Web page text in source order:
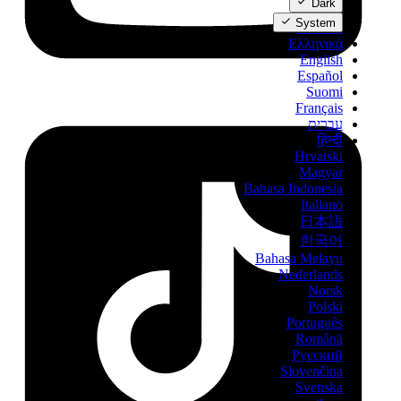
Dansk
Deutsch
Ελληνικά
English
Español
Suomi
Français
עברית
हिन्दी
Hrvatski
Magyar
Bahasa Indonesia
Italiano
日本語
한국어
Bahasa Melayu
Nederlands
Norsk
Polski
Português
Română
Русский
Slovenčina
Svenska
Dark
System